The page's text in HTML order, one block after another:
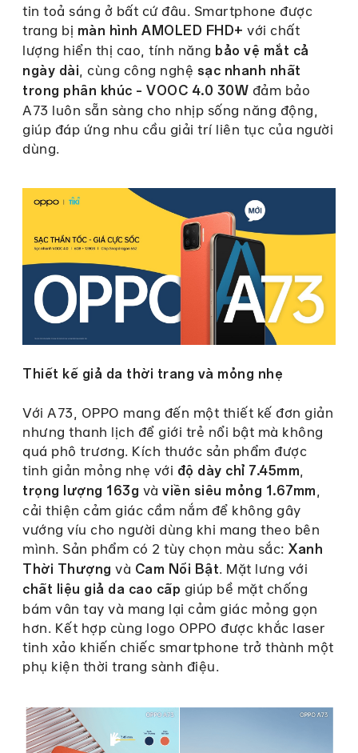
tin toả sáng ở bất cứ đâu. Smartphone được
trang bị màn hình AMOLED FHD+ với chất
lượng hiển thị cao, tính năng bảo vệ mắt cả
ngày dài , cùng công nghệ sạc nhanh nhất
trong phân khúc – VOOC 4.0 30W đảm bảo
A73 luôn sẵn sàng cho nhịp sống năng động,
giúp đáp ứng nhu cầu giải trí liên tục của người
dùng.
Thiết kế giả da thời trang và mỏng nhẹ
Với A73, OPPO mang đến một thiết kế đơn giản
nhưng thanh lịch để giới trẻ nổi bật mà không
quá phô trương. Kích thước sản phẩm được
tinh giản mỏng nhẹ với độ dày chỉ 7.45mm
trọng lượng 163g và viền siêu mỏng 1.67mm
cải thiện cảm giác cầm nắm để không gây
vướng víu cho người dùng khi mang theo bên
mình. Sản phẩm có 2 tùy chọn màu sắc: Xanh
Thời Thượng và Cam Nổi Bật. Mặt lưng với
chất liệu giả da cao cấp giúp bề mặt chống
bám vân tay và mang lại cảm giác mỏng gọn
hơn. Kết hợp cùng logo OPPO được khắc laser
tinh xảo khiến chiếc smartphone trở thành một
phụ kiện thời trang sành điệu.